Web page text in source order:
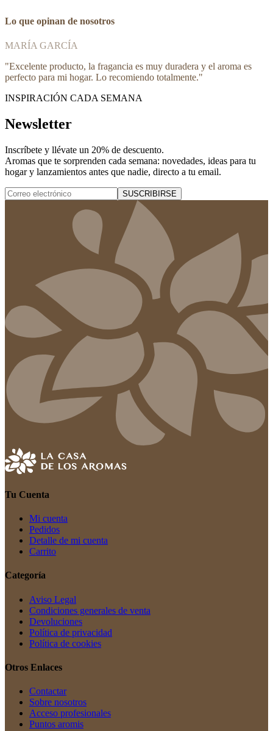
Lo que opinan de nosotros
MARÍA GARCÍA
"Excelente producto, la fragancia es muy duradera y el aroma es
perfecto para mi hogar. Lo recomiendo totalmente."
INSPIRACIÓN CADA SEMANA
Newsletter
Inscríbete y llévate un 20% de descuento.
Aromas que te sorprenden cada semana: novedades, ideas para tu
hogar y lanzamientos antes que nadie, directo a tu email.
SUSCRIBIRSE
Tu Cuenta
Mi cuenta
Pedidos
Detalle de mi cuenta
Carrito
Categoría
Aviso Legal
Condiciones generales de venta
Devoluciones
Política de privacidad
Política de cookies
Otros Enlaces
Contactar
Sobre nosotros
Acceso profesionales
Puntos aromis